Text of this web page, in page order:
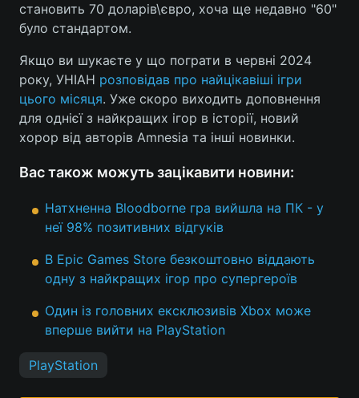
Тема оформлення
становить 70 доларів\євро, хоча ще недавно "60"
було стандартом.
Якщо ви шукаєте у що пограти в червні 2024
року, УНІАН розповідав про найцікавіші ігри
цього місяця. Уже скоро виходить доповнення
для однієї з найкращих ігор в історії, новий
хорор від авторів Amnesia та інші новинки.
Вас також можуть зацікавити новини:
Натхненна Bloodborne гра вийшла на ПК - у
неї 98% позитивних відгуків
В Epic Games Store безкоштовно віддають
одну з найкращих ігор про супергероїв
Один із головних ексклюзивів Xbox може
вперше вийти на PlayStation
PlayStation